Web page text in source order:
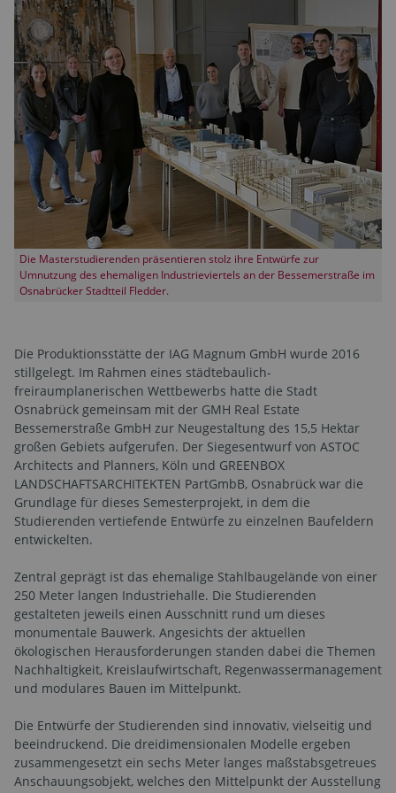
Die Masterstudierenden präsentieren stolz ihre Entwürfe zur
Umnutzung des ehemaligen Industrieviertels an der Bessemerstraße im
Osnabrücker Stadtteil Fledder.
Die Produktionsstätte der IAG Magnum GmbH wurde 2016
stillgelegt. Im Rahmen eines städtebaulich-
freiraumplanerischen Wettbewerbs hatte die Stadt
Osnabrück gemeinsam mit der GMH Real Estate
Bessemerstraße GmbH zur Neugestaltung des 15,5 Hektar
großen Gebiets aufgerufen. Der Siegesentwurf von ASTOC
Architects and Planners, Köln und GREENBOX
LANDSCHAFTSARCHITEKTEN PartGmbB, Osnabrück war die
Grundlage für dieses Semesterprojekt, in dem die
Studierenden vertiefende Entwürfe zu einzelnen Baufeldern
entwickelten.
Zentral geprägt ist das ehemalige Stahlbaugelände von einer
250 Meter langen Industriehalle. Die Studierenden
gestalteten jeweils einen Ausschnitt rund um dieses
monumentale Bauwerk. Angesichts der aktuellen
ökologischen Herausforderungen standen dabei die Themen
Nachhaltigkeit, Kreislaufwirtschaft, Regenwassermanagement
und modulares Bauen im Mittelpunkt.
Die Entwürfe der Studierenden sind innovativ, vielseitig und
beeindruckend. Die dreidimensionalen Modelle ergeben
zusammengesetzt ein sechs Meter langes maßstabsgetreues
Anschauungsobjekt, welches den Mittelpunkt der Ausstellung